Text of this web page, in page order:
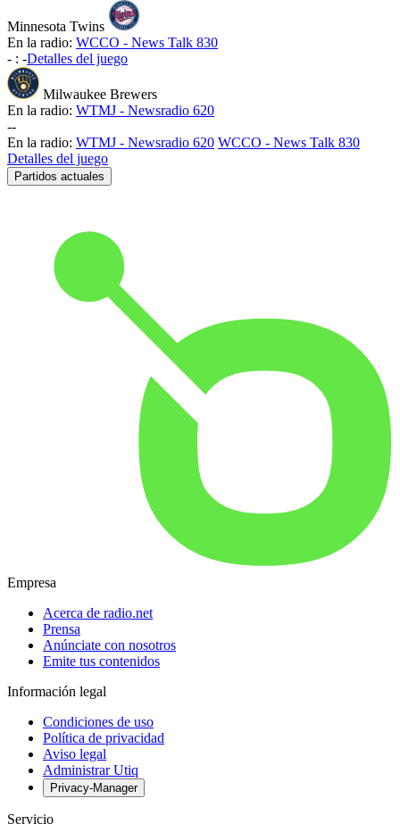
Minnesota Twins
En la radio: WCCO - News Talk 830
- : -Detalles del juego
Milwaukee Brewers
En la radio: WTMJ - Newsradio 620
--
En la radio: WTMJ - Newsradio 620 WCCO - News Talk 830
Detalles del juego
Partidos actuales
Empresa
Acerca de radio.net
Prensa
Anúnciate con nosotros
Emite tus contenidos
Información legal
Condiciones de uso
Política de privacidad
Aviso legal
Administrar Utiq
Privacy-Manager
Servicio